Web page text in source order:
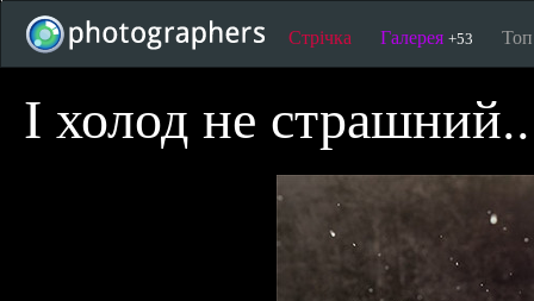
Стрічка Галерея +53
І холод не